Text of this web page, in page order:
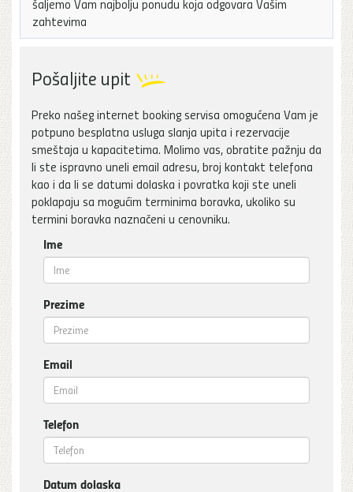
šaljemo Vam najbolju ponudu koja odgovara Vašim
zahtevima
Pošaljite upit
Preko našeg internet booking servisa omogućena Vam je
potpuno besplatna usluga slanja upita i rezervacije
smeštaja u kapacitetima. Molimo vas, obratite pažnju da
li ste ispravno uneli email adresu, broj kontakt telefona
kao i da li se datumi dolaska i povratka koji ste uneli
poklapaju sa mogućim terminima boravka, ukoliko su
termini boravka naznačeni u cenovniku.
Ime
Prezime
Email
Telefon
Datum dolaska